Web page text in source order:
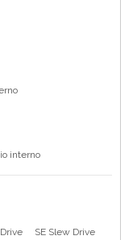
interno
SE Slew Drive